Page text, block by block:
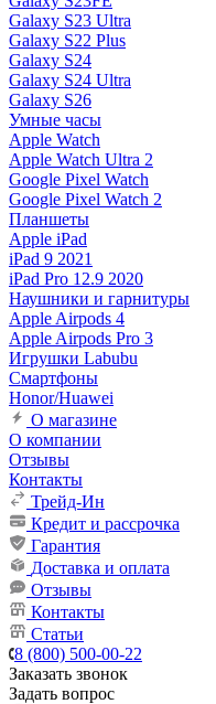
Galaxy S23 Ultra
Galaxy S22 Plus
Galaxy S24
Galaxy S24 Ultra
Galaxy S26
Умные часы
Apple Watch
Apple Watch Ultra 2
Google Pixel Watch
Google Pixel Watch 2
Планшеты
Apple iPad
iPad 9 2021
iPad Pro 12.9 2020
Наушники и гарнитуры
Apple Airpods 4
Apple Airpods Pro 3
Игрушки Labubu
Смартфоны
Honor/Huawei
О магазине
О компании
Отзывы
Контакты
Трейд-Ин
Кредит и рассрочка
Гарантия
Доставка и оплата
Отзывы
Контакты
Статьи
8 (800) 500-00-22
Заказать звонок
Задать вопрос